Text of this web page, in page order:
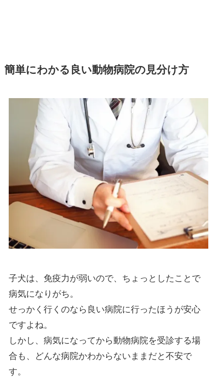
簡単にわかる良い動物病院の見分け方
子犬は、免疫力が弱いので、ちょっとしたことで
病気になりがち。
せっかく行くのなら良い病院に行ったほうが安心
ですよね。
しかし、病気になってから動物病院を受診する場
合も、どんな病院かわからないままだと不安で
す。